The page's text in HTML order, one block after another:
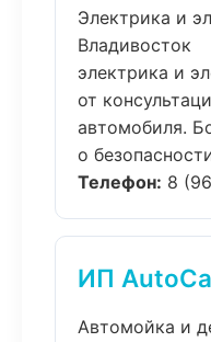
Электрика и
Владивосток
электрика и
от
автомобиля.
о
Телефон: 8
ИП
Автомойка и